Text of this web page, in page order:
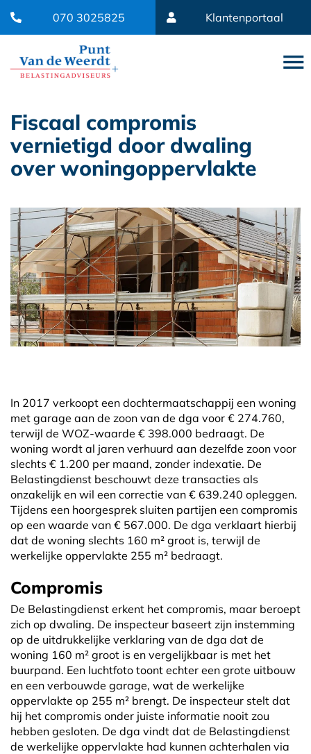
070 3025825 Klantenportaal
Fiscaal compromis
vernietigd door dwaling
over woningoppervlakte
In 2017 verkoopt een dochtermaatschappij een woning
met garage aan de zoon van de dga voor € 274.760,
terwijl de WOZ-waarde € 398.000 bedraagt. De
woning wordt al jaren verhuurd aan dezelfde zoon voor
slechts € 1.200 per maand, zonder indexatie. De
Belastingdienst beschouwt deze transacties als
onzakelijk en wil een correctie van € 639.240 opleggen.
Tijdens een hoorgesprek sluiten partijen een compromis
op een waarde van € 567.000. De dga verklaart hierbij
dat de woning slechts 160 m² groot is, terwijl de
werkelijke oppervlakte 255 m² bedraagt.
Compromis
De Belastingdienst erkent het compromis, maar beroept
zich op dwaling. De inspecteur baseert zijn instemming
op de uitdrukkelijke verklaring van de dga dat de
woning 160 m² groot is en vergelijkbaar is met het
buurpand. Een luchtfoto toont echter een grote uitbouw
en een verbouwde garage, wat de werkelijke
oppervlakte op 255 m² brengt. De inspecteur stelt dat
hij het compromis onder juiste informatie nooit zou
hebben gesloten. De dga vindt dat de Belastingdienst
de werkelijke oppervlakte had kunnen achterhalen via